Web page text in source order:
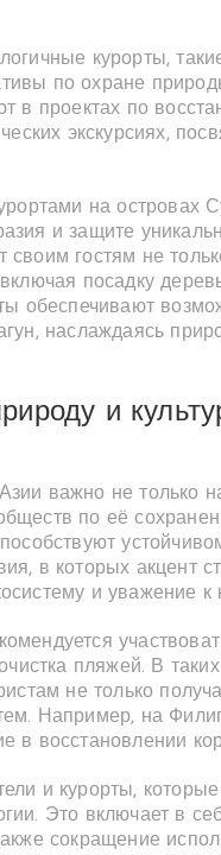
курорты,
по охране
в проектах по
экскурсиях,
на островах
и защите
гостям не
посадку
обеспечивают
наслаждаясь
и
важно не только
по её
в которых акцент
и уважение к
пляжей. В
не только
Например, на
в восстановлении
и курорты,
Это включает в
сокращение